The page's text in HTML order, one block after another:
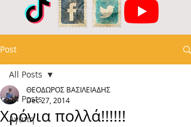
Post
All Posts
Αγάπη
All Posts
Χρόνια πολλά!!!!!!
ΘΕΟΔΩΡΟΣ ΒΑΣΙΛΕΙΑΔΗΣ
Dec 27, 2014